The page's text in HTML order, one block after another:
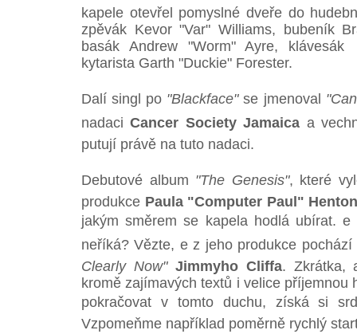
kapele otevřel pomyslné dveře do
zpěvák Kevor "Var" Williams, bubeník
basák Andrew "Worm" Ayre,
kytarista Garth "Duckie" Forester.
Dalí singl po "Blackface"se jmenoval
nadaciCancer Society Jamaica a
putují právě na tuto nadaci.
Debutové album "The Genesis", které
produkce Paula "Computer Paul"
jakým směrem se kapela hodlá ubírat.
neříká? Vězte, e z jeho produkce
Clearly Now" Jimmyho Cliffa. Zkrátka,
kromě zajímavých textů i velice příjemnou
pokračovat v tomto duchu, získá si
Vzpomeňme například poměrně rychlý